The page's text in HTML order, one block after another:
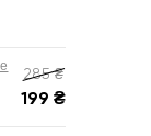
285₴
199 ₴